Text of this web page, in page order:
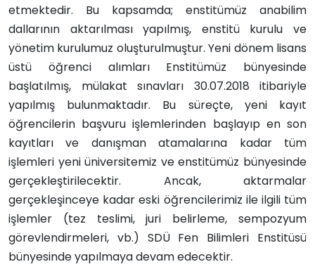
etmektedir. Bu kapsamda; enstitümüz anabilim
dallarının aktarılması yapılmış, enstitü kurulu ve
yönetim kurulumuz oluşturulmuştur. Yeni dönem lisans
üstü öğrenci alımları Enstitümüz bünyesinde
başlatılmış, mülakat sınavları 30.07.2018 itibariyle
yapılmış bulunmaktadır. Bu süreçte, yeni kayıt
öğrencilerin başvuru işlemlerinden başlayıp en son
kayıtları ve danışman atamalarına kadar tüm
işlemleri yeni üniversitemiz ve enstitümüz bünyesinde
gerçekleştirilecektir. Ancak, aktarmalar
gerçekleşinceye kadar eski öğrencilerimiz ile ilgili tüm
işlemler (tez teslimi, juri belirleme, sempozyum
görevlendirmeleri, vb.) SDÜ Fen Bilimleri Enstitüsü
bünyesinde yapılmaya devam edecektir.